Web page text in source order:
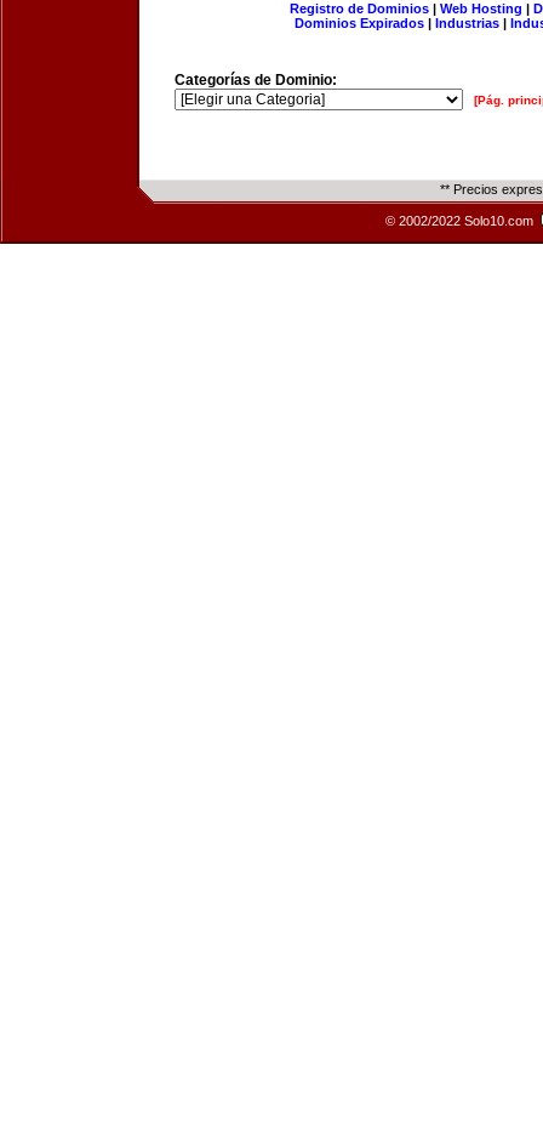
Registro de Dominios| Web Hosting |
Dominios Expirados | Industrias |
Categorías de Dominio:
[Pág.
** Precios
© 2002/2022 Solo10.com